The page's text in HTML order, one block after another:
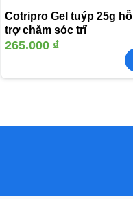
Cotripro Gel tuýp 25g hỗ
trợ chăm sóc trĩ
265.000 ₫